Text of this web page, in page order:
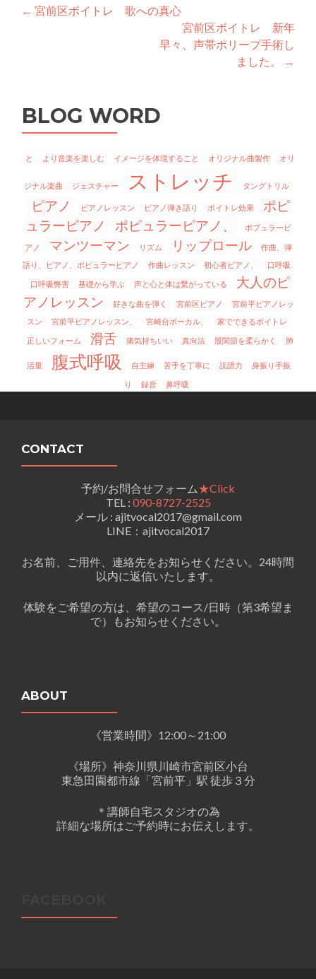
投
ゲ
ー
シ
ョ
ン
← 宮前区ボイトレ 歌への真心
宮前区ボイトレ 新年
早々、声帯ポリープ手術し
ました。
→
BLOG WORD
と より音楽を楽しむ イメージを体現すること オリジナル曲製作 オリ
ジナル楽曲 ジェスチャー ストレッチ タングトリル
ピアノ ピアノレッスン ピアノ弾き語り ボイトレ効果
ポピ
ュラーピアノ
ポピュラーピアノ、 ポプュラーピ
アノ マンツーマン リズム リップロール
作曲、弾
語り、ピアノ、ポピュラーピアノ
作曲レッスン 初心者ピアノ、 口呼吸
口呼吸弊害 基礎から学ぶ 声と心と体は繋がっている
大人のピ
アノレッスン
好きな曲を弾く 宮前区ピアノ
宮前平ピアノレッ
スン
宮前平ピアノレッスン、 宮崎台ボーカル、 家でできるボイトレ
正しいフォーム 滑舌 痛気持ちいい 真向法 股関節を柔らかく 肺
活量 腹式呼吸 自主練 苦手を丁寧に 読譜力 身振り手振
り 録音 鼻呼吸
CONTACT
予約/お問合せフォーム★Click
TEL : 090-8727-2525
メール : ajitvocal2017@gmail.com
LINE：ajitvocal2017
お名前、ご用件、連絡先をお知らせください。24時間
以内に返信いたします。
体験をご希望の方は、希望のコース/日時（第3希望ま
で）もお知らせください。
ABOUT
《営業時間》12:00～21:00
《場所》神奈川県川崎市宮前区小台
東急田園都市線「宮前平」駅 徒歩３分
＊講師自宅スタジオの為
詳細な場所はご予約時にお伝えします。